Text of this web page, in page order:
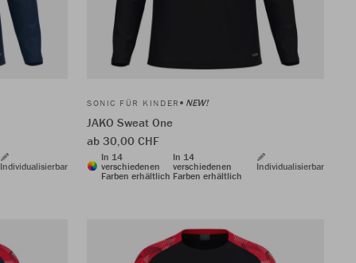
Individualisierbar
SONIC FÜR KINDER NEW!
JAKO Sweat One
ab 30,00 CHF
In 14
verschiedenen
Farben erhältlich
In 14
verschiedenen
Farben erhältlich
Individualisierbar